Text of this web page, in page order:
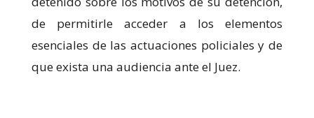
de permitirle acceder a los elementos
esenciales de las actuaciones policiales y de
que exista una audiencia ante el Juez.
y estructura
de la web, en
base a cómo
se usa la web.